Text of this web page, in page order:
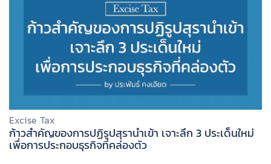
Excise Tax
ก้าวสำคัญของการปฏิรูปสุรานำเข้า เจาะลึก 3 ประเด็นใหม่
เพื่อการประกอบธุรกิจที่คล่องตัว